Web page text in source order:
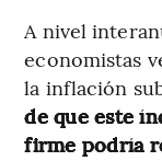
A nivel
economistas
la inflación
de que este
firme podría